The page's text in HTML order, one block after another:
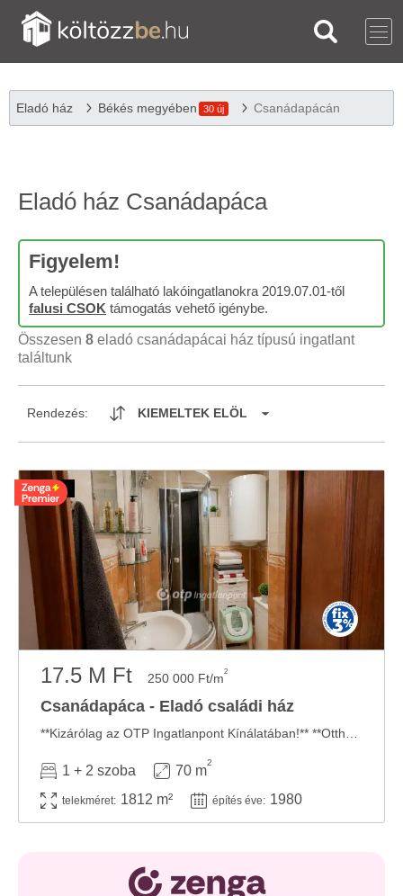
Eladó ház Békés megyében 30 új Csanádapácán
Eladó ház Csanádapáca
Figyelem!
A településen található lakóingatlanokra 2019.07.01-től
falusi CSOK támogatás vehető igénybe.
Összesen 8 eladó csanádapácai ház típusú ingatlant
találtunk
Rendezés: KIEMELTEK ELÖL
17.5 M Ft 250 000 Ft/m2
Csanádapáca - Eladó családi ház
1 + 2 szoba 70 m
2
telekméret: 1812 m² építés éve: 1980